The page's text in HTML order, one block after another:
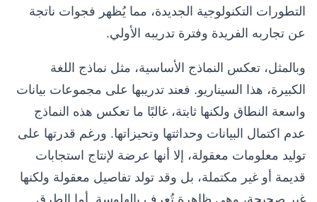
التطورات التكنولوجية الجديدة، مما يُظهر فجوات ناتجة
عن تجاربه الفريدة وفترة تدريبه الأولي.
وبالمثل، تعكس النماذج الأساسية، مثل نماذج اللغة
الكبيرة، هذا السيناريو. فعند تدريبها على مجموعات بيانات
واسعة النطاق ولكنها ثابتة، غالبًا ما تعكس هذه النماذج
عدم اكتمال البيانات وحداثتها وتحيزاتها. ورغم قدرتها على
توليد معلومات معقولة، إلا أنها عرضة لإنتاج استجابات
قديمة أو غير مكتملة، بل وقد تولد تفاصيل معقولة ولكنها
غير صحيحة، وهي ظاهرة تُعرف بالهلوسة. أما الطرق